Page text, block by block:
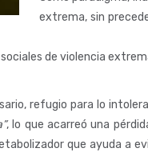
extrema, sin
de violencia
refugio para lo
, lo que acarreó una
que ayuda a